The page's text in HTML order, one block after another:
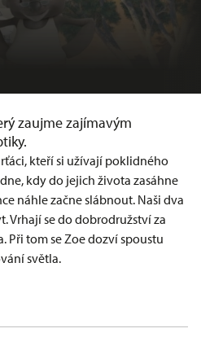
zaujme zajímavým
kteří si užívají poklidného
kdy do jejich života zasáhne
náhle začne slábnout. Naši dva
Vrhají se do dobrodružství za
Při tom se Zoe dozví spoustu
světla.